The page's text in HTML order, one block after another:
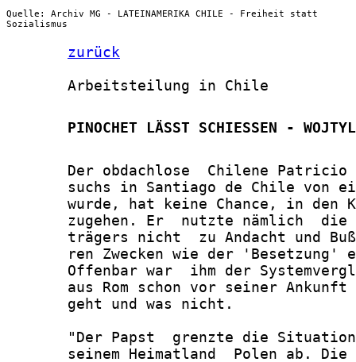
Quelle: Archiv MG - LATEINAMERIKA CHILE - Freiheit statt
Sozialismus
zurück
       Arbeitsteilung in Chile
PINOCHET LÄSST SCHIESSEN -
Der obdachlose  Chilene
suchs in Santiago de Chile von
wurde, hat keine Chance, in den
zugehen. Er  nutzte nämlich
trägers nicht  zu Andacht und
ren Zwecken wie der 'Besetzung'
Offenbar war  ihm der
aus Rom schon vor seiner
       geht und was nicht.
"Der Papst  grenzte die
seinem Heimatland  Polen ab.